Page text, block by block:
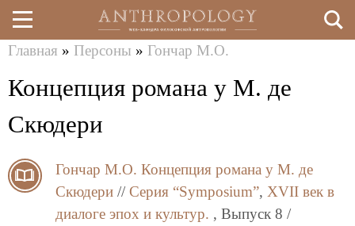
Перейти
к
здесь
Главная » Персоны » Гончар М.О.
Концепция романа у М. де
Скюдери
Гончар М.О. Концепция романа у М. де
Скюдери // Серия “Symposium”, XVII век в
диалоге эпох и культур. , Выпуск 8 /